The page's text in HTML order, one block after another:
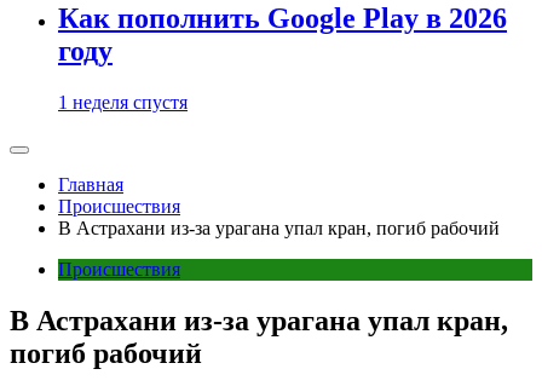
Как пополнить Google Play в 2026
году
1 неделя спустя
Главная
Происшествия
В Астрахани из-за урагана упал кран, погиб рабочий
Происшествия
В Астрахани из-за урагана упал кран,
погиб рабочий